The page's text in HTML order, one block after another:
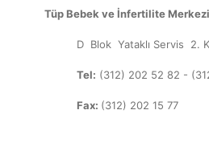
Tüp Bebek ve İnfertilite Merkezi
D Blok Yataklı Servis 2.
Tel: (312) 202 52 82 - (
Fax: (312) 202 15 77